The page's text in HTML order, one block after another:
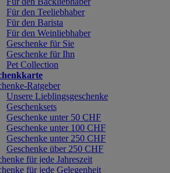
Für den Teeliebhaber
Für den Barista
Für den Weinliebhaber
Geschenke für Sie
Geschenke für Ihn
Pet Collection
Ratgeber
Unsere Lieblingsgeschenke
Geschenksets
Geschenke unter 50 CHF
Geschenke unter 100 CHF
Geschenke unter 250 CHF
Geschenke über 250 CHF
für jede Jahreszeit
für jede Gelegenheit